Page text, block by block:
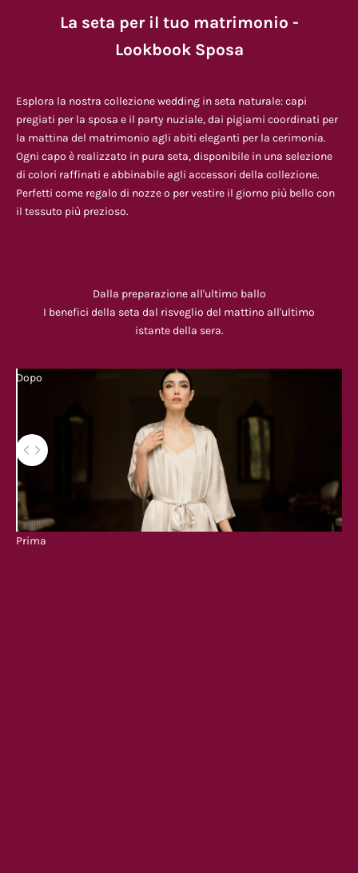
La seta per il tuo matrimonio -
Lookbook Sposa
Esplora la nostra collezione wedding in seta naturale: capi
pregiati per la sposa e il party nuziale, dai pigiami coordinati per
la mattina del matrimonio agli abiti eleganti per la cerimonia.
Ogni capo è realizzato in pura seta, disponibile in una selezione
di colori raffinati e abbinabile agli accessori della collezione.
Perfetti come regalo di nozze o per vestire il giorno più bello con
il tessuto più prezioso.
Dalla preparazione all'ultimo ballo
I benefici della seta dal risveglio del mattino all'ultimo
istante della sera.
Prima
Dopo
Utilizza i tasti freccia sinistra e destra per navigare tra le foto prima